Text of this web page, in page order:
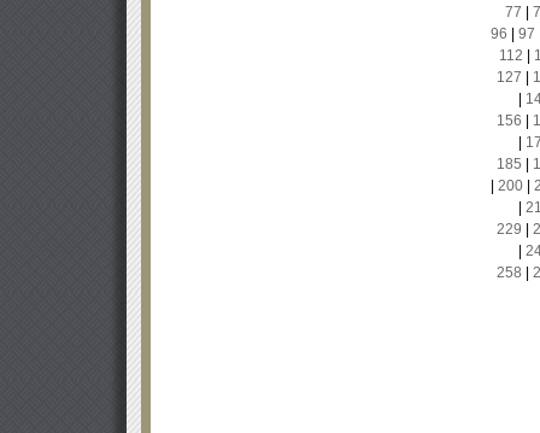
77
96
97
112
127
156
185
200|
229
258